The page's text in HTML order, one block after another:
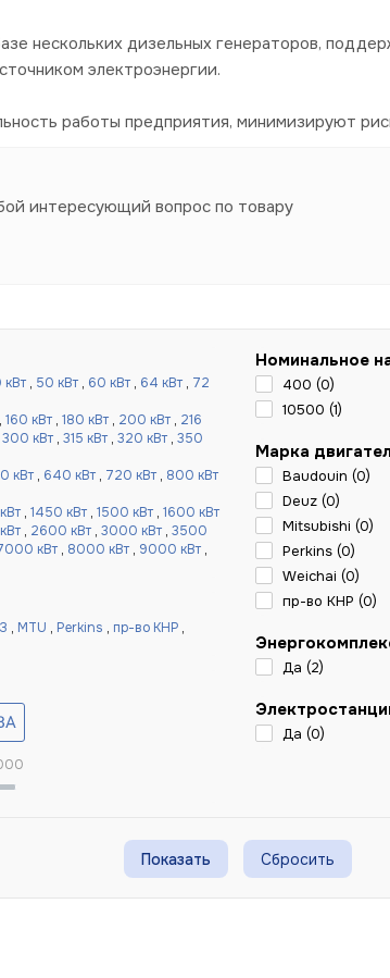
нескольких дизельных генераторов,
электроэнергии.
работы предприятия, минимизируют
интересующий вопрос по товару
кВт , 50 кВт , 60 кВт , 64 кВт , 72
, 160 кВт , 180 кВт , 200 кВт , 216
300 кВт , 315 кВт , 320 кВт , 350
кВт , 640 кВт , 720 кВт , 800 кВт
, 1450 кВт , 1500 кВт , 1600 кВт
, 2600 кВт , 3000 кВт , 3500
кВт , 8000 кВт , 9000 кВт ,
, MTU , Perkins , пр-во КНР ,
Номинальное
400 (0)
10500 (1)
Марка
Baudouin (0)
Deuz (0)
Mitsubishi (0)
Perkins (0)
Weichai (0)
пр-во КНР (0)
Да (2)
Да (0)
Сбросить